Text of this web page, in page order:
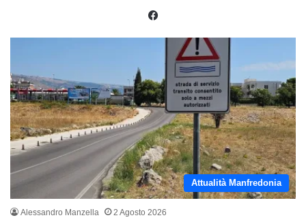
Attualità Manfredonia
Alessandro Manzella 2 Agosto 2026